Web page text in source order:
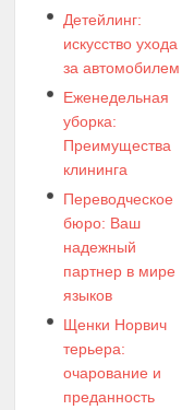
Детейлинг:
искусство ухода
за автомобилем
Еженедельная
уборка:
Преимущества
клининга
Переводческое
бюро: Ваш
надежный
партнер в мире
языков
Щенки Норвич
терьера:
очарование и
преданность